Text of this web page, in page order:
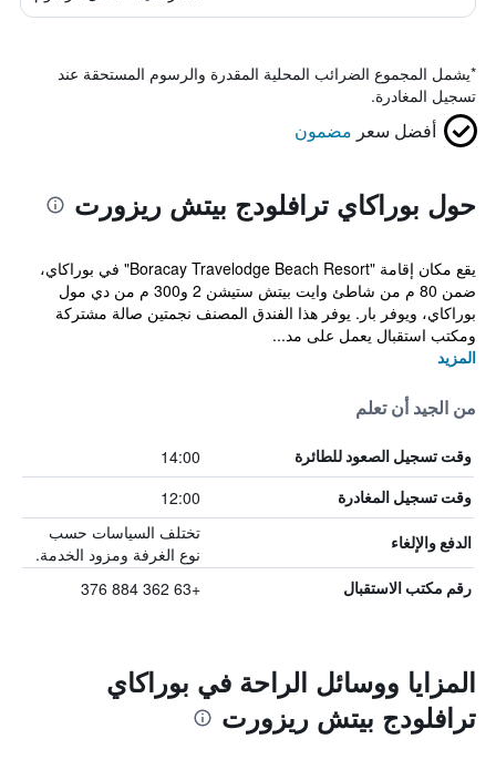
*يشمل المجموع الضرائب المحلية المقدرة والرسوم المستحقة عند
تسجيل المغادرة.
أفضل سعر مضمون
حول بوراكاي ترافلودج بيتش ريزورت
يقع مكان إقامة "Boracay Travelodge Beach Resort" في بوراكاي،
ضمن 80 م من شاطئ وايت بيتش ستيشن 2 و300 م من دي مول
بوراكاي، ويوفر بار. يوفر هذا الفندق المصنف نجمتين صالة مشتركة
ومكتب استقبال يعمل على مد...
المزيد
من الجيد أن تعلم
وقت تسجيل الصعود للطائرة 14:00
وقت تسجيل المغادرة 12:00
الدفع والإلغاء
تختلف السياسات حسب
نوع الغرفة ومزود الخدمة.
رقم مكتب الاستقبال +63 362 884 376
المزايا ووسائل الراحة في بوراكاي
ترافلودج بيتش ريزورت